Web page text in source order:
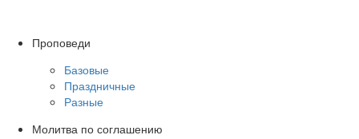
Проповеди
Базовые
Праздничные
Разные
Молитва по соглашению